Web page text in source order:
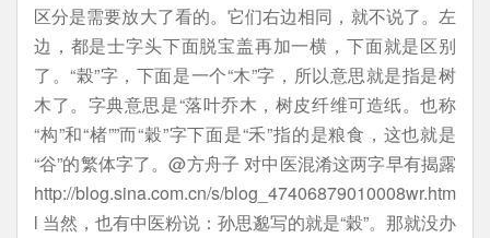
区分是需要放大了看的。它们右边相同，就不说了。左
边，都是士字头下面脱宝盖再加一横，下面就是区别
了。“榖”字，下面是一个“木”字，所以意思就是指是树
木了。字典意思是“落叶乔木，树皮纤维可造纸。也称
“构”和“楮””而“穀”字下面是“禾”指的是粮食，这也就是
“谷”的繁体字了。@方舟子 对中医混淆这两字早有揭露
http://blog.sina.com.cn/s/blog_47406879010008wr.htm
l 当然，也有中医粉说：孙思邈写的就是“穀”。那就没办